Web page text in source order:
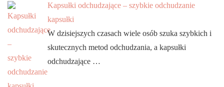
Kapsułki odchudzające – szybkie odchudzanie
kapsułki
W dzisiejszych czasach wiele osób szuka szybkich i
skutecznych metod odchudzania, a kapsułki
odchudzające …